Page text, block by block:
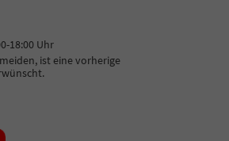
18:00 Uhr
ist eine vorherige